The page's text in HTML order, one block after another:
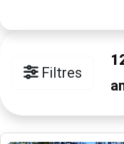
Filtres